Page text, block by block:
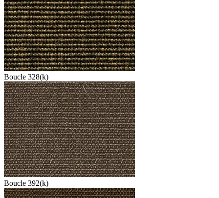
Boucle 328(k)
Boucle 392(k)